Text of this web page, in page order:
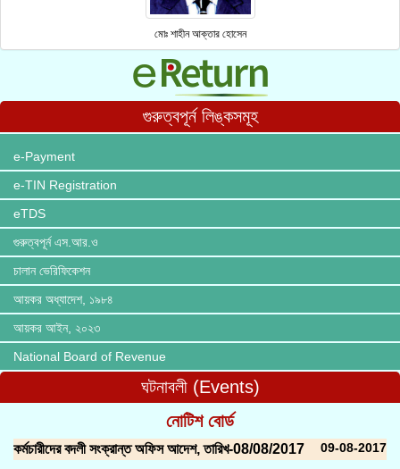
মোঃ শাহীন আক্তার হোসেন
গুরুত্বপূর্ন লিঙ্কসমূহ
e-Payment
e-TIN Registration
eTDS
গুরুত্বপূর্ন এস.আর.ও
চালান ভেরিফিকেশন
আয়কর অধ্যাদেশ, ১৯৮৪
আয়কর আইন, ২০২৩
National Board of Revenue
ঘটনাবলী (Events)
নোটিশ বোর্ড
কর্মচারীদের বদলী সংক্রান্ত অফিস আদেশ, তারিখ-08/08/2017 09-08-2017